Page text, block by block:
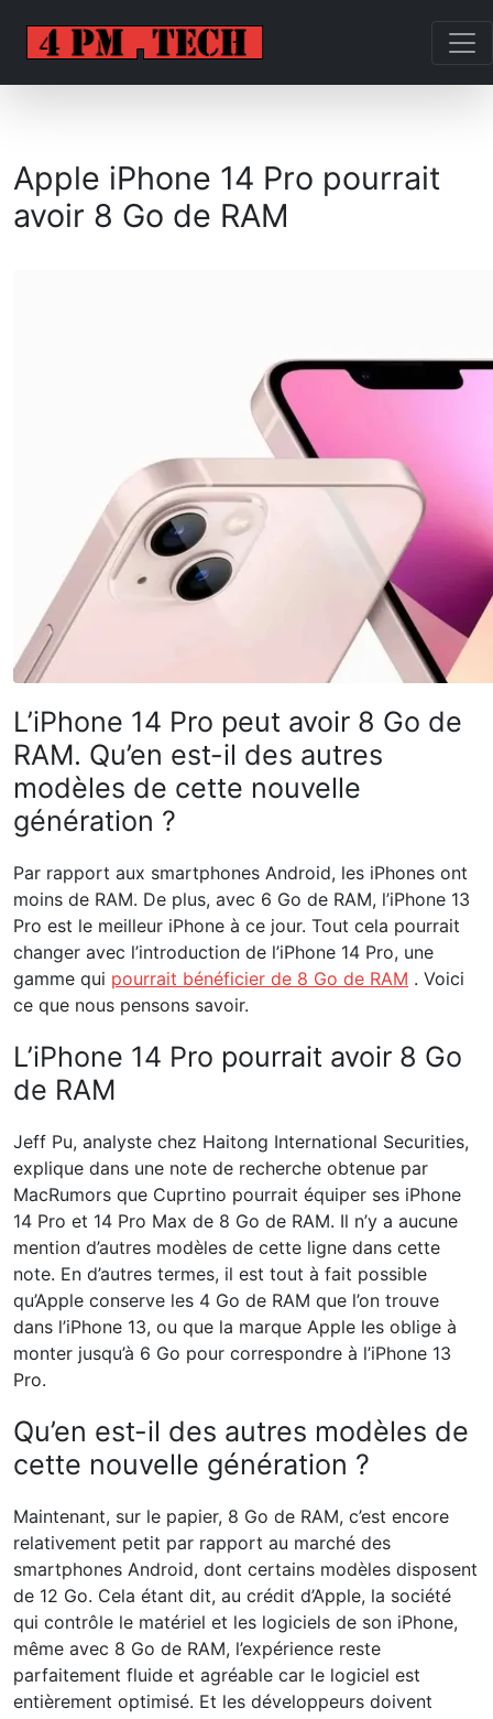
Apple iPhone 14 Pro pourrait
avoir 8 Go de RAM
L’iPhone 14 Pro peut avoir 8 Go de
RAM. Qu’en est-il des autres
modèles de cette nouvelle
génération ?
Par rapport aux smartphones Android, les iPhones ont
moins de RAM. De plus, avec 6 Go de RAM, l’iPhone 13
Pro est le meilleur iPhone à ce jour. Tout cela pourrait
changer avec l’introduction de l’iPhone 14 Pro, une
gamme qui pourrait bénéficier de 8 Go de RAM . Voici
ce que nous pensons savoir.
L’iPhone 14 Pro pourrait avoir 8 Go
de RAM
Jeff Pu, analyste chez Haitong International Securities,
explique dans une note de recherche obtenue par
MacRumors que Cuprtino pourrait équiper ses iPhone
14 Pro et 14 Pro Max de 8 Go de RAM. Il n’y a aucune
mention d’autres modèles de cette ligne dans cette
note. En d’autres termes, il est tout à fait possible
qu’Apple conserve les 4 Go de RAM que l’on trouve
dans l’iPhone 13, ou que la marque Apple les oblige à
monter jusqu’à 6 Go pour correspondre à l’iPhone 13
Pro.
Qu’en est-il des autres modèles de
cette nouvelle génération ?
Maintenant, sur le papier, 8 Go de RAM, c’est encore
relativement petit par rapport au marché des
smartphones Android, dont certains modèles disposent
de 12 Go. Cela étant dit, au crédit d’Apple, la société
qui contrôle le matériel et les logiciels de son iPhone,
même avec 8 Go de RAM, l’expérience reste
parfaitement fluide et agréable car le logiciel est
entièrement optimisé. Et les développeurs doivent